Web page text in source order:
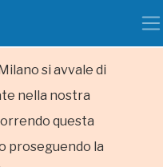
si avvale di
nella nostra
questa
proseguendo la